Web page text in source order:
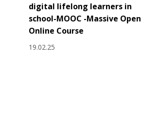
digital lifelong learners in
school-MOOC -Massive Open
Online Course
19.02.25